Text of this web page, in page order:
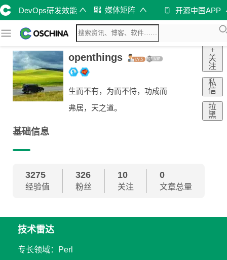
DevOps研发效能 媒体矩阵 开源中国APP
openthings
生而不有，为而不恃，功成而
弗居，天之道。
+
关
注
私
信
拉
黑
基础信息
3275
经验值
326
粉丝
10
关注
0
文章总量
技术雷达
专长领域：Perl